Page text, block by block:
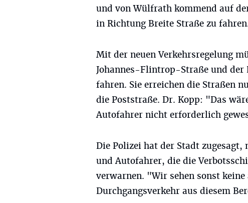
und von Wülfrath kommend auf
in Richtung Breite Straße zu
Mit der neuen Verkehrsregelung
Johannes-Flintrop-Straße und der
fahren. Sie erreichen die Straßen
die Poststraße. Dr. Kopp: "Das
Autofahrer nicht erforderlich
Die Polizei hat der Stadt
und Autofahrer, die die
verwarnen. "Wir sehen sonst
Durchgangsverkehr aus diesem